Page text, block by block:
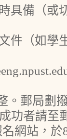
具備（或
件（如學
郵局劃
功者請
網站，